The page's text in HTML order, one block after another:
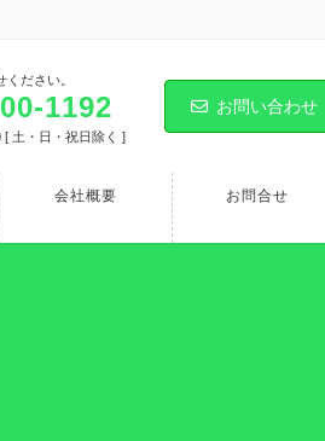
ださい。
1192
[ 土・日・祝日除く ]
お問い合わせ
会社概要 お問合せ